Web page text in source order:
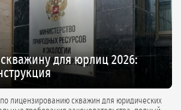
для юрлиц 2026:
по лицензированию скважин для юридических